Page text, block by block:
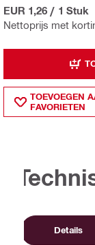
Nettoprijs met
EUR 1,26 / 1 Stuk
TOEVOEGEN
FAVORIETEN
Details